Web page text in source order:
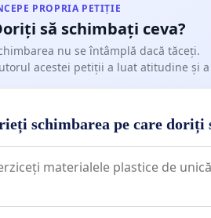
PROPRIA PETIȚIE
să schimbați ceva?
nu se întâmplă dacă tăceți.
acestei petiții a luat atitudine și
schimbarea pe care doriți